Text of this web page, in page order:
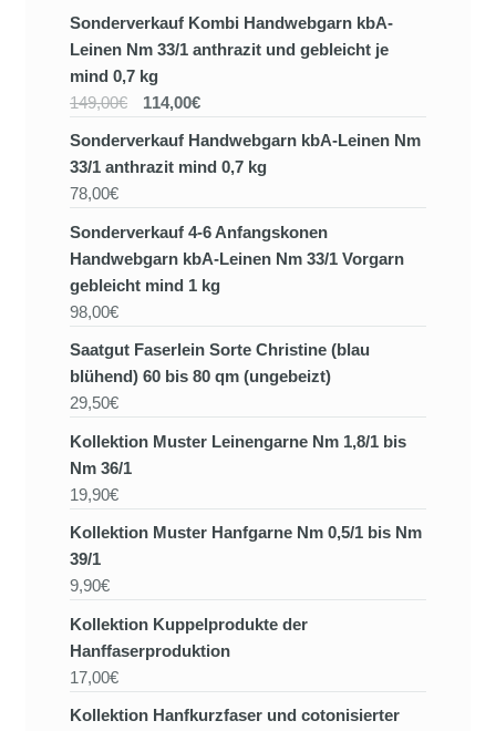
Sonderverkauf Kombi Handwebgarn kbA-
Leinen Nm 33/1 anthrazit und gebleicht je
mind 0,7 kg
149,00€
114,00€
Sonderverkauf Handwebgarn kbA-Leinen Nm
33/1 anthrazit mind 0,7 kg
78,00€
Sonderverkauf 4-6 Anfangskonen
Handwebgarn kbA-Leinen Nm 33/1 Vorgarn
gebleicht mind 1 kg
98,00€
Saatgut Faserlein Sorte Christine (blau
blühend) 60 bis 80 qm (ungebeizt)
29,50€
Kollektion Muster Leinengarne Nm 1,8/1 bis
Nm 36/1
19,90€
Kollektion Muster Hanfgarne Nm 0,5/1 bis Nm
39/1
9,90€
Kollektion Kuppelprodukte der
Hanffaserproduktion
17,00€
Kollektion Hanfkurzfaser und cotonisierter